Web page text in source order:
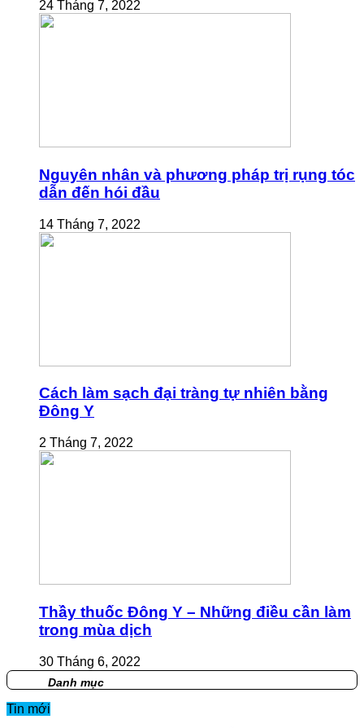
24 Tháng 7, 2022
Nguyên nhân và phương pháp trị rụng tóc
dẫn đến hói đầu
14 Tháng 7, 2022
Cách làm sạch đại tràng tự nhiên bằng
Đông Y
2 Tháng 7, 2022
Thầy thuốc Đông Y – Những điều cần làm
trong mùa dịch
30 Tháng 6, 2022
Danh mục
Tin mới